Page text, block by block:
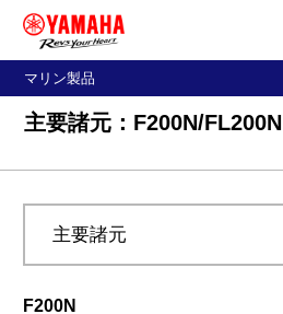
マリン製品
主要諸元：F200N/FL200N
製品概要
主要諸元
F200N